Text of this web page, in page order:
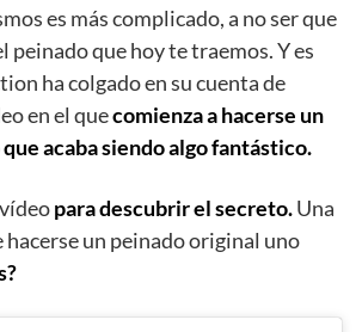
es más complicado, a no ser que
peinado que hoy te traemos. Y es
ha colgado en su cuenta de
en el quecomienza a hacerse un
acaba siendo algo fantástico.
para descubrir el secreto.Una
hacerse un peinado original uno